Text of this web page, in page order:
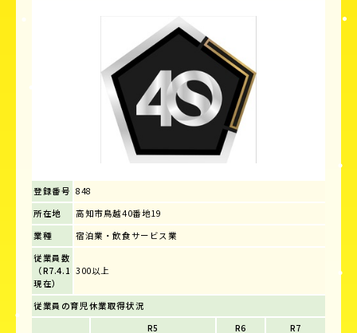
登録番号 848
所在地
高知市鳥越40番地19
業種
宿泊業・飲食サービス業
従業員数
（R7.4.1
現在）
300以上
従業員の育児休業取得状況
R5
R6
R7